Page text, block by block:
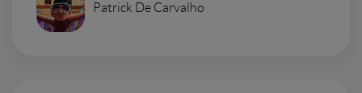
Patrick De Carvalho